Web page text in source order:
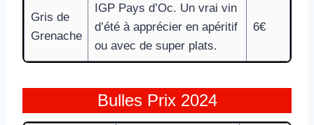
Gris de
Grenache
IGP Pays d’Oc. Un vrai vin
d’été à apprécier en apéritif
ou avec de super plats.
6€
Bulles Prix 2024